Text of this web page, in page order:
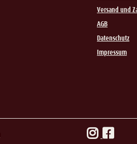
Versand und
AGB
Datenschutz
Impressum